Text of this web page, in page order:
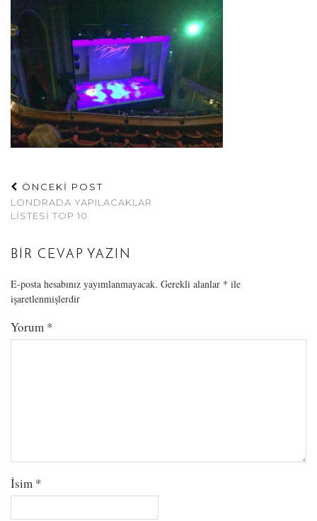
ÖNCEKİ POST
LONDRADA YAPILACAKLAR
LISTESI TOP 10
BIR CEVAP YAZIN
E-posta hesabınız yayımlanmayacak. Gerekli alanlar * ile
işaretlenmişlerdir
Yorum *
İsim *